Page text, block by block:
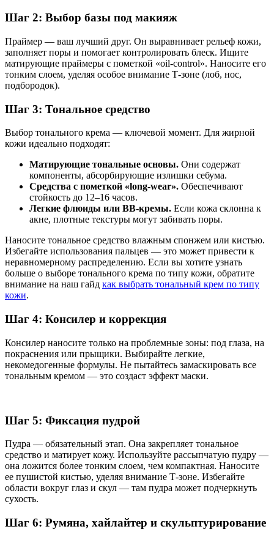
Шаг 2: Выбор базы под макияж
Праймер — ваш лучший друг. Он выравнивает рельеф кожи,
заполняет поры и помогает контролировать блеск. Ищите
матирующие праймеры с пометкой «oil-control». Наносите его
тонким слоем, уделяя особое внимание Т-зоне (лоб, нос,
подбородок).
Шаг 3: Тональное средство
Выбор тонального крема — ключевой момент. Для жирной
кожи идеально подходят:
Матирующие тональные основы. Они содержат
компоненты, абсорбирующие излишки себума.
Средства с пометкой «long-wear». Обеспечивают
стойкость до 12–16 часов.
Легкие флюиды или BB-кремы. Если кожа склонна к
акне, плотные текстуры могут забивать поры.
Наносите тональное средство влажным спонжем или кистью.
Избегайте использования пальцев — это может привести к
неравномерному распределению. Если вы хотите узнать
больше о выборе тонального крема по типу кожи, обратите
внимание на наш гайд как выбрать тональный крем по типу
кожи.
Шаг 4: Консилер и коррекция
Консилер наносите только на проблемные зоны: под глаза, на
покраснения или прыщики. Выбирайте легкие,
некомедогенные формулы. Не пытайтесь замаскировать все
тональным кремом — это создаст эффект маски.
Шаг 5: Фиксация пудрой
Пудра — обязательный этап. Она закрепляет тональное
средство и матирует кожу. Используйте рассыпчатую пудру —
она ложится более тонким слоем, чем компактная. Наносите
ее пушистой кистью, уделяя внимание Т-зоне. Избегайте
области вокруг глаз и скул — там пудра может подчеркнуть
сухость.
Шаг 6: Румяна, хайлайтер и скульптурирование